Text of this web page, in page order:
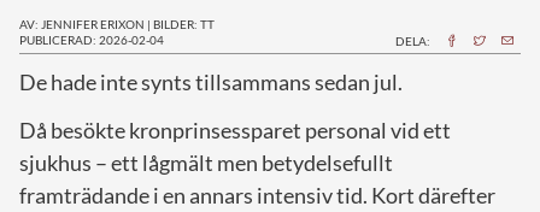
AV: JENNIFER ERIXON | BILDER: TT
PUBLICERAD: 2026-02-04
DELA:
De hade inte synts tillsammans sedan jul.
Då besökte kronprinsessparet personal vid ett
sjukhus – ett lågmält men betydelsefullt
framträdande i en annars intensiv tid. Kort därefter